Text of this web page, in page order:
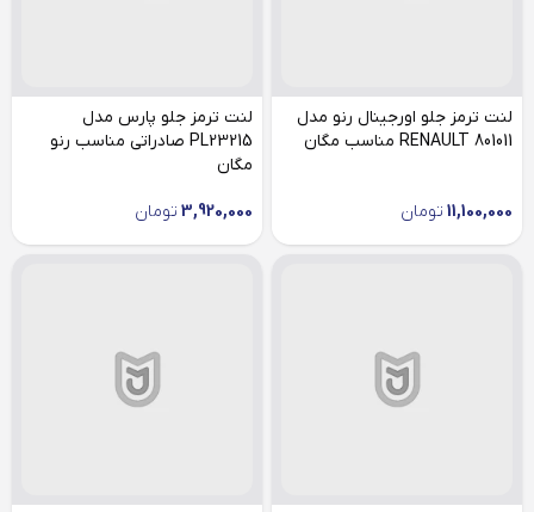
لنت ترمز جلو اورجینال رنو مدل
RENAULT 801011 مناسب مگان
11,100,000 تومان
لنت ترمز جلو پارس مدل
PL23215 صادراتی مناسب رنو
مگان
3,920,000 تومان